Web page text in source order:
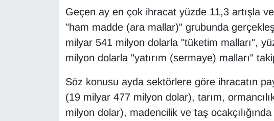
Geçen ay en çok ihracat yüzde 11,3 artışla
"ham madde (ara mallar)" grubunda
milyar 541 milyon dolarla "tüketim malları",
milyon dolarla "yatırım (sermaye) malları"
Söz konusu ayda sektörlere göre ihracatın
(19 milyar 477 milyon dolar), tarım,
milyon dolar), madencilik ve taş
POLİTİKA
Resmi İlanlar
RÖPORTAJ